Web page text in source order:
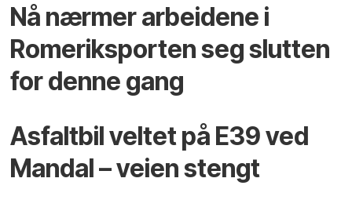
Nå nærmer arbeidene i
Romeriksporten seg slutten
for denne gang
Asfaltbil veltet på E39 ved
Mandal – veien stengt